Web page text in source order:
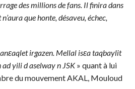
des millions de fans. Il finira dans
que honte, désaveu, échec,
irgazen. Mellal isɛa taqbaylit
yili d aselway n JSK» quant à lui
du mouvement AKAL, Mouloud